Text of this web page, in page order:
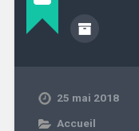
25 mai 2018
Accueil